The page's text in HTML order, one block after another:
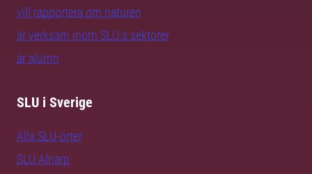
vill rapportera om naturen
är verksam inom SLU:s sektorer
är alumn
SLU i Sverige
Alla SLU-orter
SLU Alnarp